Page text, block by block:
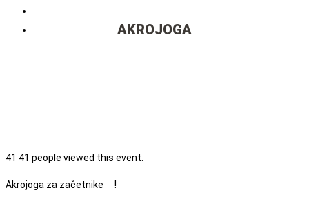
AKROJOGA
41 41 people viewed this event.
Akrojoga za začetnike !